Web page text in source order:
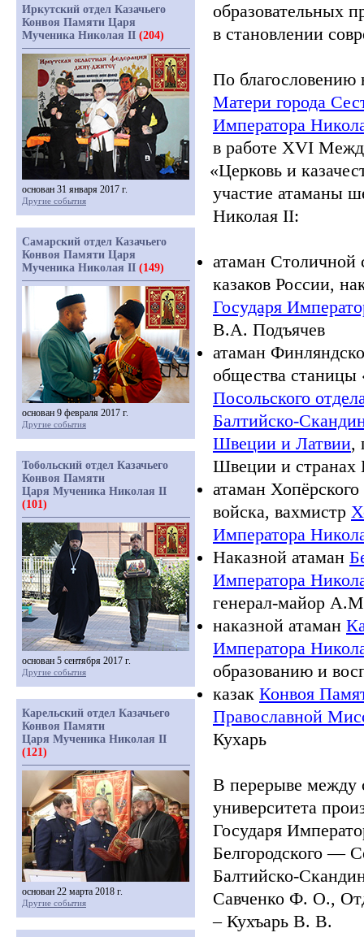
образовательных
в становлении
По благословению
Матери города
Императора
в работе XVI
«Церковь и
участие атаманы
Николая II:
атаман Столичной
казаков России,
Государя
В.А. Подъячев
атаман
общества станицы
Посольского
Балтийско-
Швеции и Латвии,
Швеции и странах
атаман Хопёрского
войска, вахмистр
Императора
Наказной атаман
Императора
генерал-майор
наказной атаман
Императора
образованию и
казак Конвоя
Православной
Кухарь
В перерыве между
университета
Государя
Белгородского —
Балтийско-
Савченко Ф. О.,
– Кухъарь В. В.
Иркутский отдел Казачьего
Конвоя Памяти Царя
Мученика Николая II (204)
основан 31 января 2017 г.
Другие события
Самарский отдел Казачьего
Конвоя Памяти Царя
Мученика Николая II (149)
основан 9 февраля 2017 г.
Другие события
Тобольский отдел Казачьего
Конвоя Памяти
Царя Мученика Николая II
(101)
основан 5 сентября 2017 г.
Другие события
Карельский отдел Казачьего
Конвоя Памяти
Царя Мученика Николая II
(121)
основан 22 марта 2018 г.
Другие события